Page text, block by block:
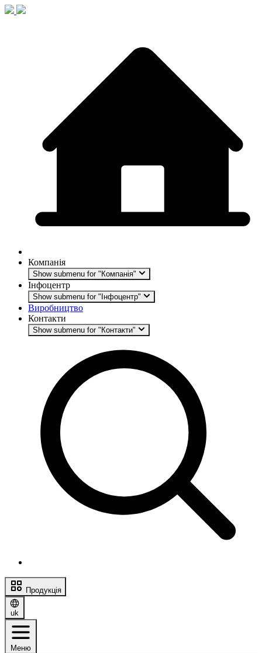
Компанія
Show submenu for "Компанія"
Інфоцентр
Show submenu for "Інфоцентр"
Виробництво
Контакти
Show submenu for "Контакти"
Продукція
uk
Меню